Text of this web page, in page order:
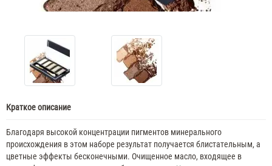
Краткое описание
Благодаря высокой концентрации пигментов минерального
происхождения в этом наборе результат получается блистательным, а
цветные эффекты бесконечными. Очищенное масло, входящее в